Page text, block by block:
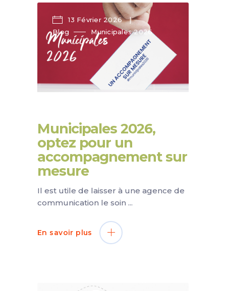
13 Février 2026
Blog
Municipales 2026
Municipales 2026,
optez pour un
accompagnement sur
mesure
Il est utile de laisser à une agence de
communication le soin
En savoir plus